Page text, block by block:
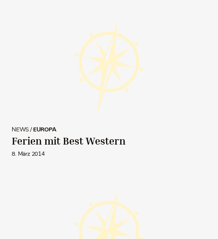
NEWS /EUROPA
Ferien mit Best Western
8. März 2014